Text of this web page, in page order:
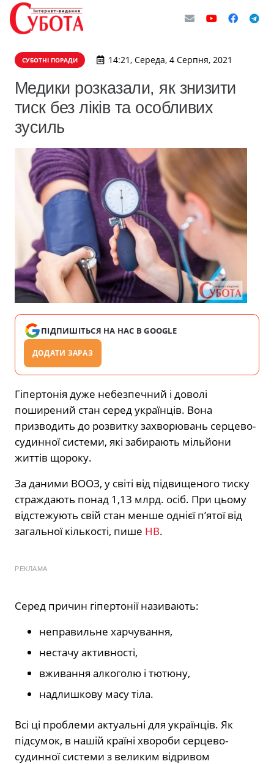
СУБОТНІ ПОРАДИ 14:21, Середа, 4 Серпня, 2021
Медики розказали, як знизити
тиск без ліків та особливих
зусиль
ПІДПИШІТЬСЯ НА НАС В GOOGLE
ДОДАТИ ЗАРАЗ
Гіпертонія дуже небезпечний і доволі
поширений стан серед українців. Вона
призводить до розвитку захворювань серцево-
судинної системи, які забирають мільйони
життів щороку.
За даними ВООЗ, у світі від підвищеного тиску
страждають понад 1,13 млрд. осіб. При цьому
відстежують свій стан менше однієї п’ятої від
загальної кількості, пише НВ.
РЕКЛАМА
Серед причин гіпертоніїназивають:
неправильне харчування,
нестачу активності,
вживання алкоголю і тютюну,
надлишкову масу тіла.
Всі ці проблеми актуальні для українців. Як
підсумок, в нашій країні хвороби серцево-
судинної системи з великим відривом